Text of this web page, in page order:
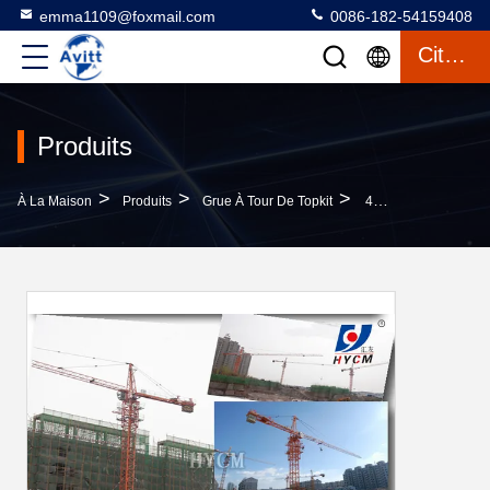
emma1109@foxmail.com 0086-182-54159408
Citation
Produits
À La Maison > Produits > Grue À Tour De Topkit > 4T TC4807 Modèle De Grue Pour La Construction De Tours